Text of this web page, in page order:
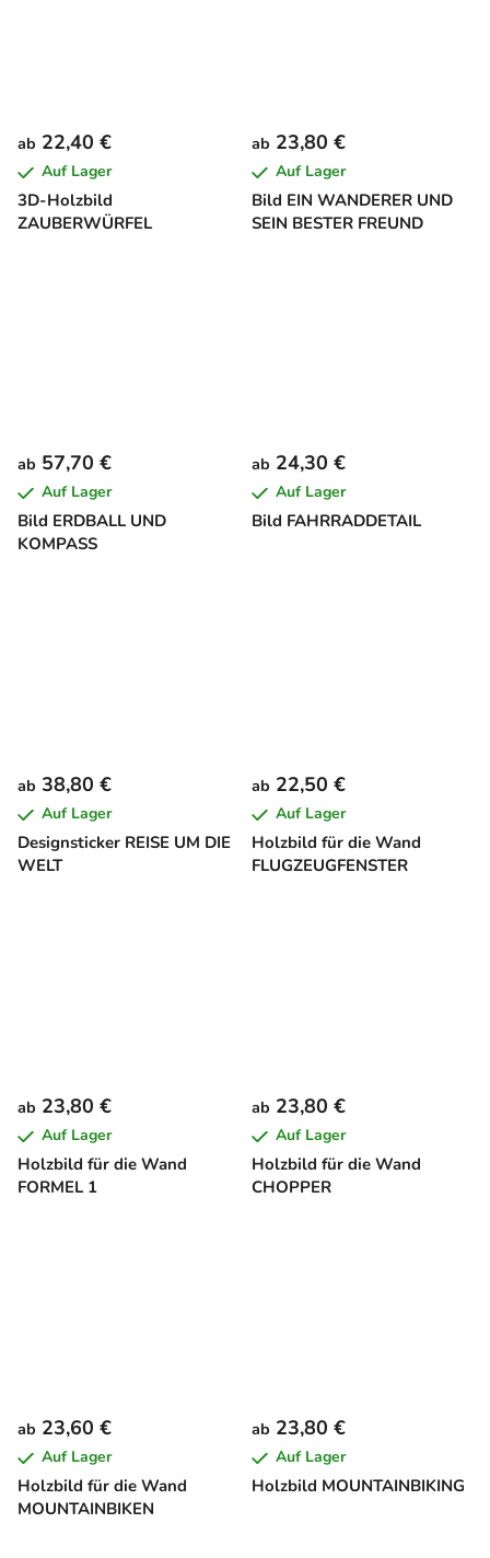
3D-Holzbild
ZAUBERWÜRFEL
ab 22,40 €
Auf Lager
Bild EIN WANDERER UND
SEIN BESTER FREUND
ab 23,80 €
Auf Lager
Bild ERDBALL UND
KOMPASS
ab 57,70 €
Auf Lager
Bild FAHRRADDETAIL
ab 24,30 €
Auf Lager
Designsticker REISE UM DIE
WELT
ab 38,80 €
Auf Lager
Holzbild für die Wand
FLUGZEUGFENSTER
ab 22,50 €
Auf Lager
Holzbild für die Wand
FORMEL 1
ab 23,80 €
Auf Lager
Holzbild für die Wand
CHOPPER
ab 23,80 €
Auf Lager
Holzbild für die Wand
MOUNTAINBIKEN
ab 23,60 €
Auf Lager
Holzbild MOUNTAINBIKING
ab 23,80 €
Auf Lager